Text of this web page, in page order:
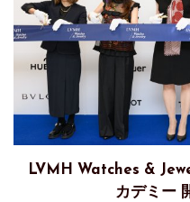
LVMH Watches &
カデミー